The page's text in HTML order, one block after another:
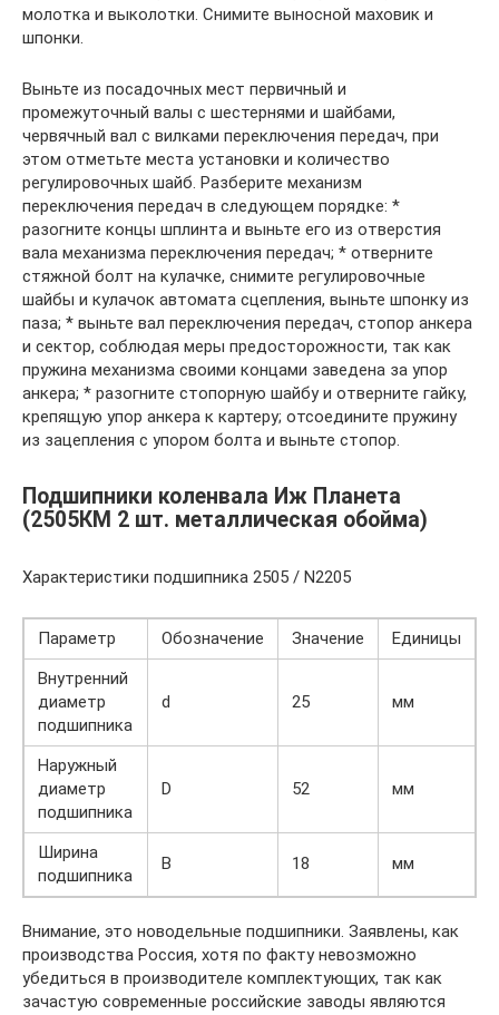
молотка и выколотки. Снимите выносной маховик и
шпонки.
Выньте из посадочных мест первичный и
промежуточный валы с шестернями и шайбами,
червячный вал с вилками переключения передач, при
этом отметьте места установки и количество
регулировочных шайб. Разберите механизм
переключения передач в следующем порядке: *
разогните концы шплинта и выньте его из отверстия
вала механизма переключения передач; * отверните
стяжной болт на кулачке, снимите регулировочные
шайбы и кулачок автомата сцепления, выньте шпонку из
паза; * выньте вал переключения передач, стопор анкера
и сектор, соблюдая меры предосторожности, так как
пружина механизма своими концами заведена за упор
анкера; * разогните стопорную шайбу и отверните гайку,
крепящую упор анкера к картеру; отсоедините пружину
из зацепления с упором болта и выньте стопор.
Подшипники коленвала Иж Планета
(2505КМ 2 шт. металлическая обойма)
Характеристики подшипника 2505 / N2205
Параметр Обозначение Значение
Единицы
Внутренний
диаметр
подшипника
d 25 мм
Наружный
диаметр
подшипника
D 52 мм
Ширина
подшипника
В 18 мм
Внимание, это новодельные подшипники. Заявлены, как
производства Россия, хотя по факту невозможно
убедиться в производителе комплектующих, так как
зачастую современные российские заводы являются